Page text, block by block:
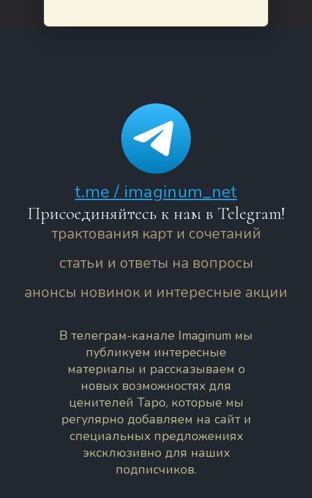
t.me / imaginum_net
Присоединяйтесь к нам в Telegram!
трактования карт и сочетаний
статьи и ответы на вопросы
анонсы новинок и интересные акции
В телеграм-канале Imaginum мы
публикуем интересные
материалы и рассказываем о
новых возможностях для
ценителей Таро, которые мы
регулярно добавляем на сайт и
специальных предложениях
эксклюзивно для наших
подписчиков.